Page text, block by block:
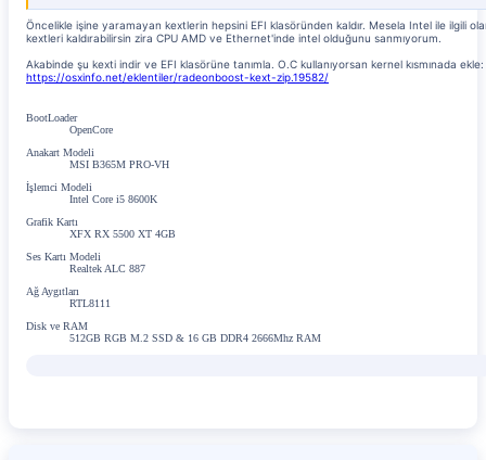
browser.geekbench.com
GPU Score
MacPro5,1 vs MacPro5,1 - Geekbench
browser.geekbench.com
Öncelikle işine yaramayan kextlerin hepsini EFI klasöründen kaldır. Mesela Intel ile ilgili
kextleri kaldırabilirsin zira CPU AMD ve Ethernet'inde intel olduğunu sanmıyorum.
Akabinde şu kexti indir ve EFI klasörüne tanımla. O.C kullanıyorsan kernel kısmınada ekle:
https://osxinfo.net/eklentiler/radeonboost-kext-zip.19582/
BootLoader
OpenCore
Anakart Modeli
MSI B365M PRO-VH
İşlemci Modeli
Intel Core i5 8600K
Grafik Kartı
XFX RX 5500 XT 4GB
Ses Kartı Modeli
Realtek ALC 887
Ağ Aygıtları
RTL8111
Disk ve RAM
512GB RGB M.2 SSD & 16 GB DDR4 2666Mhz RAM